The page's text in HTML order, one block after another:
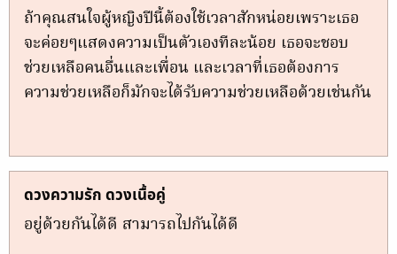
ถ้าคุณสนใจผู้หญิงปีนี้ต้องใช้เวลาสักหน่อยเพราะเธอ
จะค่อยๆแสดงความเป็นตัวเองทีละน้อย เธอจะชอบ
ช่วยเหลือคนอื่นและเพื่อน และเวลาที่เธอต้องการ
ความช่วยเหลือก็มักจะได้รับความช่วยเหลือด้วยเช่นกัน
ดวงความรัก ดวงเนื้อคู่
อยู่ด้วยกันได้ดี สามารถไปกันได้ดี